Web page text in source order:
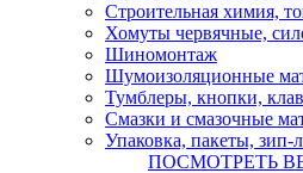
Строительная химия,
Хомуты червячные,
Шиномонтаж
Шумоизоляционные
Тумблеры, кнопки,
Смазки и смазочные
Упаковка, пакеты, зип-
ПОСМОТРЕТЬ